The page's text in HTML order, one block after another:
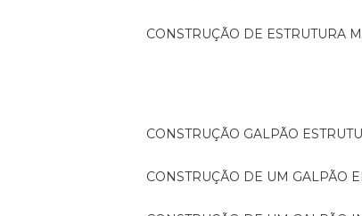
CONSTRUÇÃO DE ESTRUTURA
CONSTRUÇÃO GALPÃO
CONSTRUÇÃO DE UM GALPÃO